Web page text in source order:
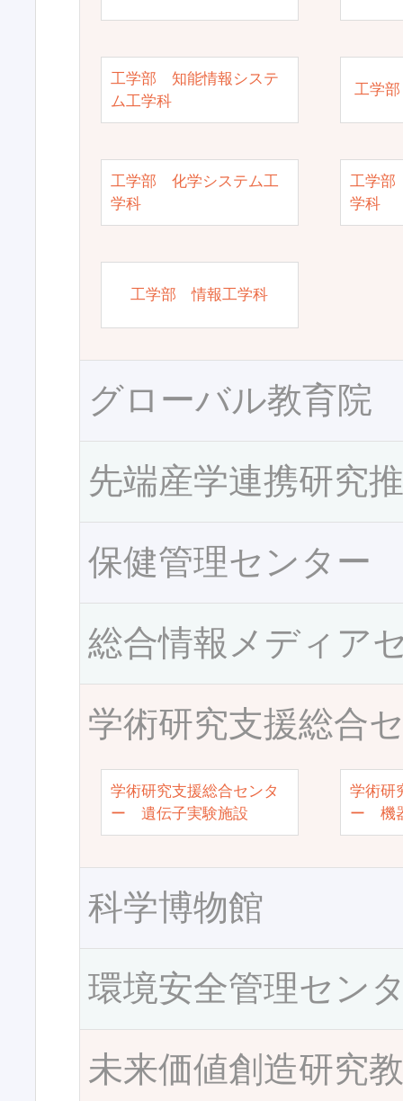
工学部 知能情報システ
ム工学科
工学
工学部 化学システム工
学科
工学部
学科
工学部 情報工学科
グローバル教育院
先端産学連携研究
保健管理センター
総合情報メディア
学術研究支援総合
学術研究支援総合センタ
ー 遺伝子実験施設
学術研
ー 機
科学博物館
環境安全管理セン
未来価値創造研究